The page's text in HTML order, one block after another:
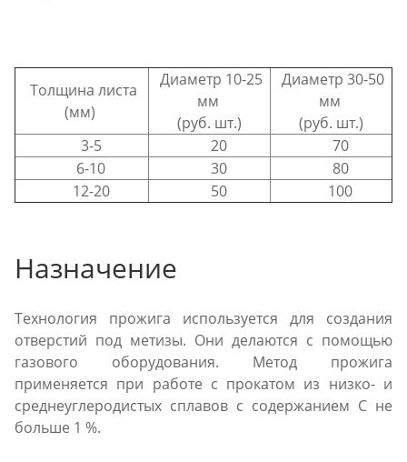
Толщина листа
(мм)
Диаметр 10-25
мм
(руб. шт.)
Диаметр 30-50
мм
(руб. шт.)
3-5
20
70
6-10
30
80
12-20
50 100
Назначение
Технология прожига используется для создания
отверстий под метизы. Они делаются с помощью
газового оборудования. Метод прожига
применяется при работе с прокатом из низко- и
среднеуглеродистых сплавов с содержанием С не
больше 1 %.